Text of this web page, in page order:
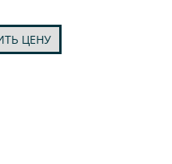
ЦЕНУ